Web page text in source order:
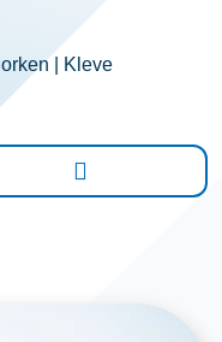
| Kleve